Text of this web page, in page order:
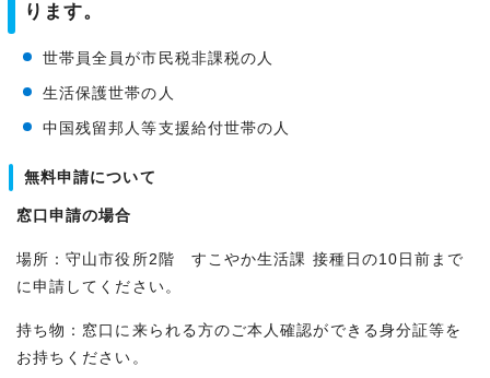
ります。
世帯員全員が市民税非課税の人
生活保護世帯の人
中国残留邦人等支援給付世帯の人
無料申請について
窓口申請の場合
場所：守山市役所2階 すこやか生活課 接種日の10日前まで
に申請してください。
持ち物：窓口に来られる方のご本人確認ができる身分証等を
お持ちください。